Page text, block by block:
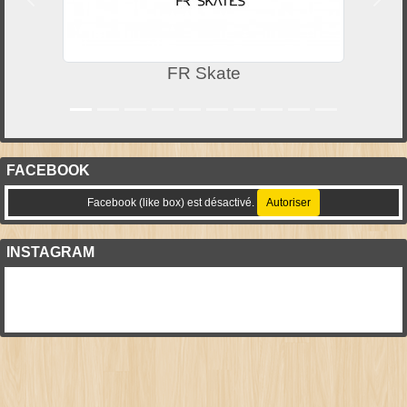
FR Skate
FACEBOOK
Facebook (like box) est désactivé. Autoriser
INSTAGRAM